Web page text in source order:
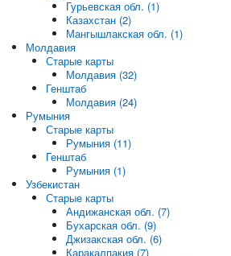
Гурьевская обл. (1)
Казахстан (2)
Мангышлакская обл. (1)
Молдавия
Старые карты
Молдавия (32)
Генштаб
Молдавия (24)
Румыния
Старые карты
Румыния (11)
Генштаб
Румыния (1)
Узбекистан
Старые карты
Андижанская обл. (7)
Бухарская обл. (9)
Джизакская обл. (6)
Каракалпакия (7)